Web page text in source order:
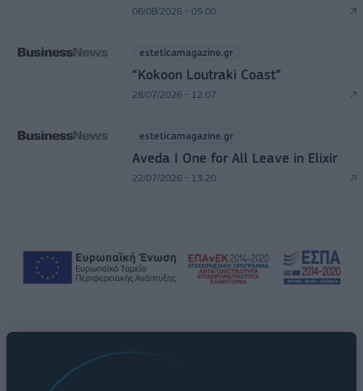
06/08/2026 - 05:00
esteticamagazine.gr
“Kokoon Loutraki Coast”
28/07/2026 - 12:07
esteticamagazine.gr
Aveda I One for All Leave in Elixir
22/07/2026 - 13:20